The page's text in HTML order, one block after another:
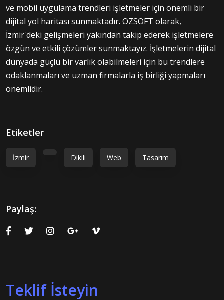
ve mobil uygulama trendleri işletmeler için önemli bir
dijital yol haritası sunmaktadır. OZSOFT olarak,
İzmir'deki gelişmeleri yakından takip ederek işletmelere
özgün ve etkili çözümler sunmaktayız. İşletmelerin dijital
dünyada güçlü bir varlık olabilmeleri için bu trendlere
odaklanmaları ve uzman firmalarla iş birliği yapmaları
önemlidir.
Etiketler
İzmir Dikili Web Tasarım
Paylaş:
Teklif İsteyin